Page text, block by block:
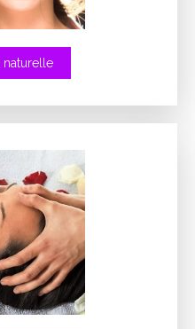
naturelle